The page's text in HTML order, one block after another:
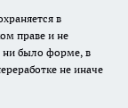
в
праве и не
ни было форме, в
не иначе